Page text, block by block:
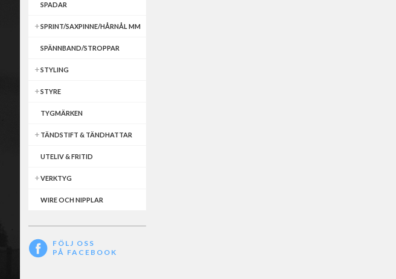
SPADAR
SPRINT/SAXPINNE/HÅRNÅL MM
SPÄNNBAND/STROPPAR
STYLING
STYRE
TYGMÄRKEN
TÄNDSTIFT & TÄNDHATTAR
UTELIV & FRITID
VERKTYG
WIRE OCH NIPPLAR
FÖLJ OSS
PÅ FACEBOOK